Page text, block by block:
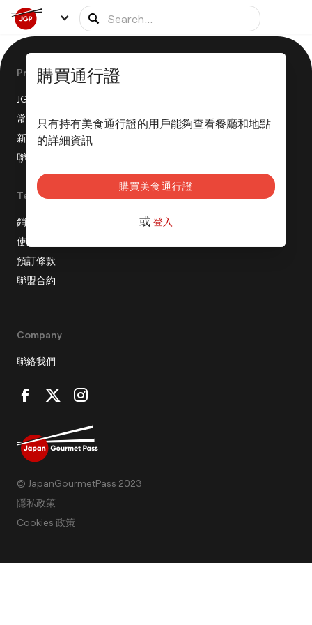
購買通行證
只有持有美食通行證的用戶能夠查看餐廳和地點
的詳細資訊
購買美食通行證
或 登入
Product
JGP 是如何運作的？
常見問題
新聞稿
聯盟計劃
Terms
銷售條款
使用條款
預訂條款
聯盟合約
Company
聯絡我們
© JapanGourmetPass 2023
隱私政策
Cookies 政策